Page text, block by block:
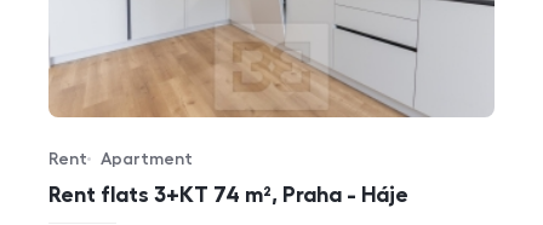
Rent flats 3+KT 74 m², Praha - Háje
Offer type
Rent
Property type
Apartment